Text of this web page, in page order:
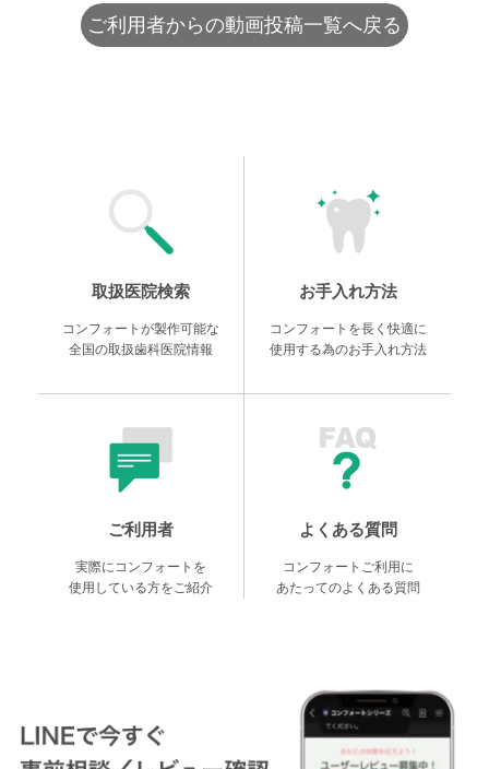
ご利用者からの動画投稿一覧へ戻る
取扱医院検索
コンフォートが製作可能な
全国の取扱歯科医院情報
お手入れ方法
コンフォートを長く快適に
使用する為のお手入れ方法
ご利用者
実際にコンフォートを
使用している方をご紹介
よくある質問
コンフォートご利用に
あたってのよくある質問